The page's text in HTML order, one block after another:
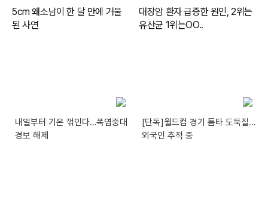
내일부터 기온 꺾인다…폭염중대
경보 해제
[단독]월드컵 경기 틈타 도둑질…
외국인 추적 중